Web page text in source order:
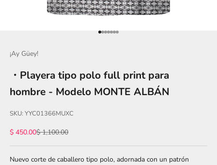
Ir al artículo 1
Ir al artículo 2
Ir al artículo 3
Ir al artículo 4
Ir al artículo 5
Ir al artículo 6
Ir al artículo 7
¡Ay Güey!
・Playera tipo polo full print para
hombre - Modelo MONTE ALBÁN
SKU: YYC01366MUXC
Precio de oferta
$ 450.00Precio normal
$ 1,100.00
Nuevo corte de caballero tipo polo, adornada con un patrón